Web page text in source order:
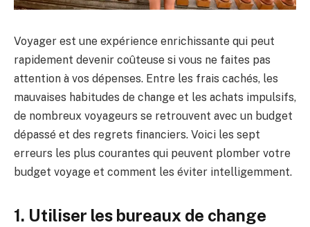
Voyager est une expérience enrichissante qui peut
rapidement devenir coûteuse si vous ne faites pas
attention à vos dépenses. Entre les frais cachés, les
mauvaises habitudes de change et les achats impulsifs,
de nombreux voyageurs se retrouvent avec un budget
dépassé et des regrets financiers. Voici les sept
erreurs les plus courantes qui peuvent plomber votre
budget voyage et comment les éviter intelligemment.
1. Utiliser les bureaux de change